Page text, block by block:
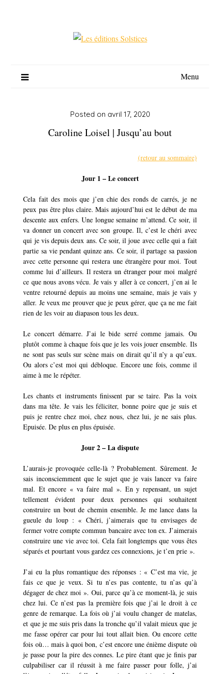
Menu
Caroline Loisel | Jusqu’au bout
Posted on avril 17, 2020
(retour au sommaire)
Jour 1 – Le concert
Cela fait des mois que j’en chie des ronds de carrés, je ne
peux pas être plus claire. Mais aujourd’hui est le début de ma
descente aux enfers. Une longue semaine m’attend. Ce soir, il
va donner un concert avec son groupe. Il, c’est le chéri avec
qui je vis depuis deux ans. Ce soir, il joue avec celle qui a fait
partie sa vie pendant quinze ans. Ce soir, il partage sa passion
avec cette personne qui restera une étrangère pour moi. Tout
comme lui d’ailleurs. Il restera un étranger pour moi malgré
ce que nous avons vécu. Je vais y aller à ce concert, j’en ai le
ventre retourné depuis au moins une semaine, mais je vais y
aller. Je veux me prouver que je peux gérer, que ça ne me fait
rien de les voir au diapason tous les deux.
Le concert démarre. J’ai le bide serré comme jamais. Ou
plutôt comme à chaque fois que je les vois jouer ensemble. Ils
ne sont pas seuls sur scène mais on dirait qu’il n’y a qu’eux.
Ou alors c’est moi qui débloque. Encore une fois, comme il
aime à me le répéter.
Les chants et instruments finissent par se taire. Pas la voix
dans ma tête. Je vais les féliciter, bonne poire que je suis et
puis je rentre chez moi, chez nous, chez lui, je ne sais plus.
Epuisée. De plus en plus épuisée.
Jour 2 – Ladispute
L’aurais-je provoquée celle-là ? Probablement. Sûrement. Je
sais inconsciemment que le sujet que je vais lancer va faire
mal. Et encore « va faire mal ». En y repensant, un sujet
tellement évident pour deux personnes qui souhaitent
construire un bout de chemin ensemble. Je me lance dans la
gueule du loup : « Chéri, j’aimerais que tu envisages de
fermer votre compte commun bancaire avec ton ex. J’aimerais
construire une vie avec toi. Cela fait longtemps que vous êtes
séparés et pourtant vous gardez ces connexions, je t’en prie ».
J’ai eu la plus romantique des réponses : « C’est ma vie, je
fais ce que je veux. Si tu n’es pas contente, tu n’as qu’à
dégager de chez moi ». Oui, parce qu’à ce moment-là, je suis
chez lui. Ce n’est pas la première fois que j’ai le droit à ce
genre de remarque. La fois où j’ai voulu changer de matelas,
et que je me suis pris dans la tronche qu’il valait mieux que je
me fasse opérer car pour lui tout allait bien. Ou encore cette
fois où… mais à quoi bon, c’est encore une énième dispute où
je passe pour la pire des connes. Le pire étant que je finis par
culpabiliser car il réussit à me faire passer pour folle, j’ai